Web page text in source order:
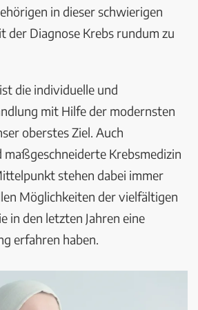
in dieser schwierigen
der Diagnose Krebs rundum zu
die individuelle und
mit Hilfe der modernsten
oberstes Ziel. Auch
maßgeschneiderte Krebsmedizin
stehen dabei immer
Möglichkeiten der vielfältigen
in den letzten Jahren eine
erfahren haben.